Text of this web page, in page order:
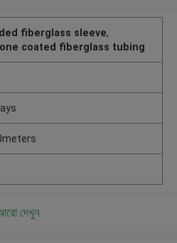
fiberglass sleeve,
coated fiberglass tubing
দেখুন